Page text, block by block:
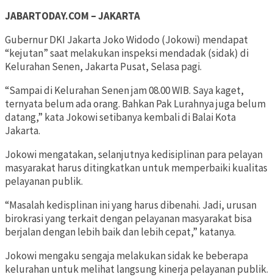
JABARTODAY.COM – JAKARTA
Gubernur DKI Jakarta Joko Widodo (Jokowi) mendapat
“kejutan” saat melakukan inspeksi mendadak (sidak) di
Kelurahan Senen, Jakarta Pusat, Selasa pagi.
“Sampai di Kelurahan Senen jam 08.00 WIB. Saya kaget,
ternyata belum ada orang. Bahkan Pak Lurahnya juga belum
datang,” kata Jokowi setibanya kembali di Balai Kota
Jakarta.
Jokowi mengatakan, selanjutnya kedisiplinan para pelayan
masyarakat harus ditingkatkan untuk memperbaiki kualitas
pelayanan publik.
“Masalah kedisplinan ini yang harus dibenahi. Jadi, urusan
birokrasi yang terkait dengan pelayanan masyarakat bisa
berjalan dengan lebih baik dan lebih cepat,” katanya.
Jokowi mengaku sengaja melakukan sidak ke beberapa
kelurahan untuk melihat langsung kinerja pelayanan publik.